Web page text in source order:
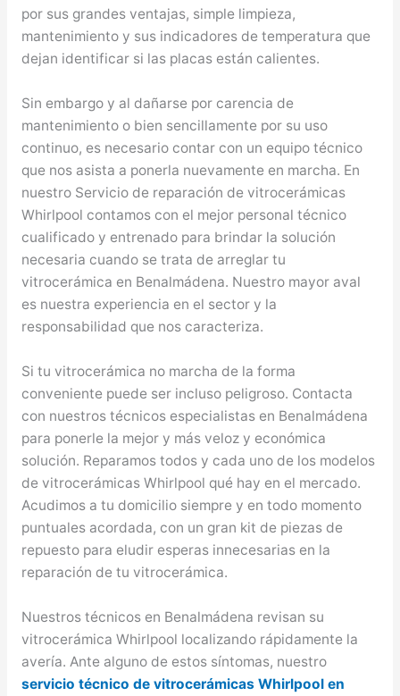
por sus grandes ventajas, simple limpieza,
mantenimiento y sus indicadores de temperatura que
dejan identificar si las placas están calientes.
Sin embargo y al dañarse por carencia de
mantenimiento o bien sencillamente por su uso
continuo, es necesario contar con un equipo técnico
que nos asista a ponerla nuevamente en marcha. En
nuestro Servicio de reparación de vitrocerámicas
Whirlpool contamos con el mejor personal técnico
cualificado y entrenado para brindar la solución
necesaria cuando se trata de arreglar tu
vitrocerámica en Benalmádena. Nuestro mayor aval
es nuestra experiencia en el sector y la
responsabilidad que nos caracteriza.
Si tu vitrocerámica no marcha de la forma
conveniente puede ser incluso peligroso. Contacta
con nuestros técnicos especialistas en Benalmádena
para ponerle la mejor y más veloz y económica
solución. Reparamos todos y cada uno de los modelos
de vitrocerámicas Whirlpool qué hay en el mercado.
Acudimos a tu domicilio siempre y en todo momento
puntuales acordada, con un gran kit de piezas de
repuesto para eludir esperas innecesarias en la
reparación de tu vitrocerámica.
Nuestros técnicos en Benalmádena revisan su
vitrocerámica Whirlpool localizando rápidamente la
avería. Ante alguno de estos síntomas, nuestro
servicio técnico de vitrocerámicas Whirlpool en